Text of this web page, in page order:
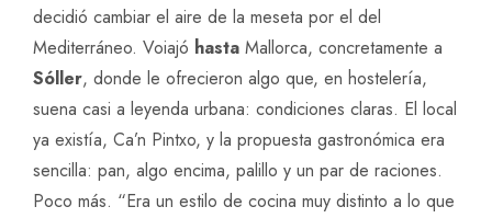
decidió cambiar el aire de la meseta por el del
Mediterráneo. Voiajó hasta Mallorca, concretamente a
Sóller, donde le ofrecieron algo que, en hostelería,
suena casi a leyenda urbana: condiciones claras. El local
ya existía, Ca’n Pintxo, y la propuesta gastronómica era
sencilla: pan, algo encima, palillo y un par de raciones.
Poco más. “Era un estilo de cocina muy distinto a lo que